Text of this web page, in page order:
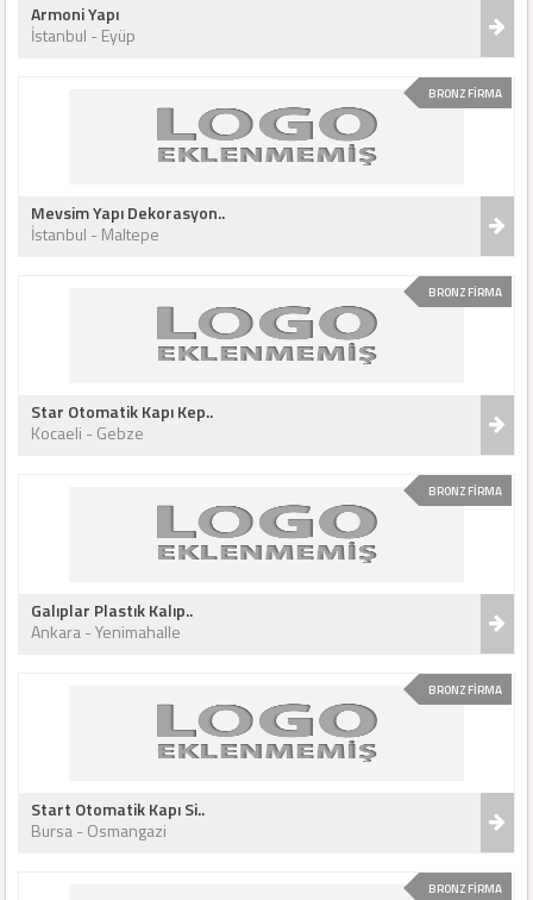
Armoni Yapı
İstanbul - Eyüp
BRONZ FİRMA
Mevsim Yapı Dekorasyon..
İstanbul - Maltepe
BRONZ FİRMA
Star Otomatik Kapı Kep..
Kocaeli - Gebze
BRONZ FİRMA
Galıplar Plastık Kalıp..
Ankara - Yenimahalle
BRONZ FİRMA
Start Otomatik Kapı Si..
Bursa - Osmangazi
BRONZ FİRMA